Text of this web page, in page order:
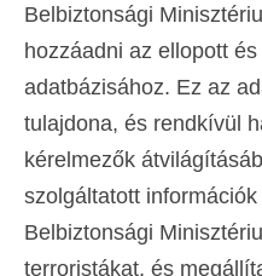
Belbiztonsági
hozzáadni az ellopott
adatbázisához. Ez az
tulajdona, és rendkívül
kérelmezők
szolgáltatott
Belbiztonsági
terroristákat, és